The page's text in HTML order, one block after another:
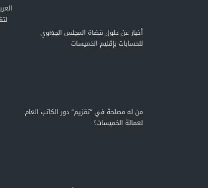
أخبار عن حلول قضاة المجلس الجهوي
للحسابات بإقليم الخميسات
من له مصلحة في “تقزيم” دور الكاتب العام
لعمالة الخميسات؟